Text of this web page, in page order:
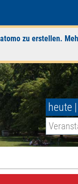
zu erstellen.
heute |